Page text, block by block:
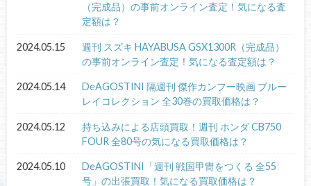
（完成品）の事前オンライン査定！気になる査
定額は？
2024.05.15
週刊 スズキ HAYABUSA GSX1300R（完成品）
の事前オンライン査定！気になる査定額は？
2024.05.14
DeAGOSTINI 隔週刊 傑作カンフー映画 ブルー
レイコレクション 全30巻の買取価格は？
2024.05.12
持ち込みによる店頭買取！週刊 ホンダ CB750
FOUR 全80号の気になる買取価格は？
2024.05.10
DeAGOSTINI「週刊 戦国甲冑をつくる 全55
号」の出張買取！気になる買取価格は？